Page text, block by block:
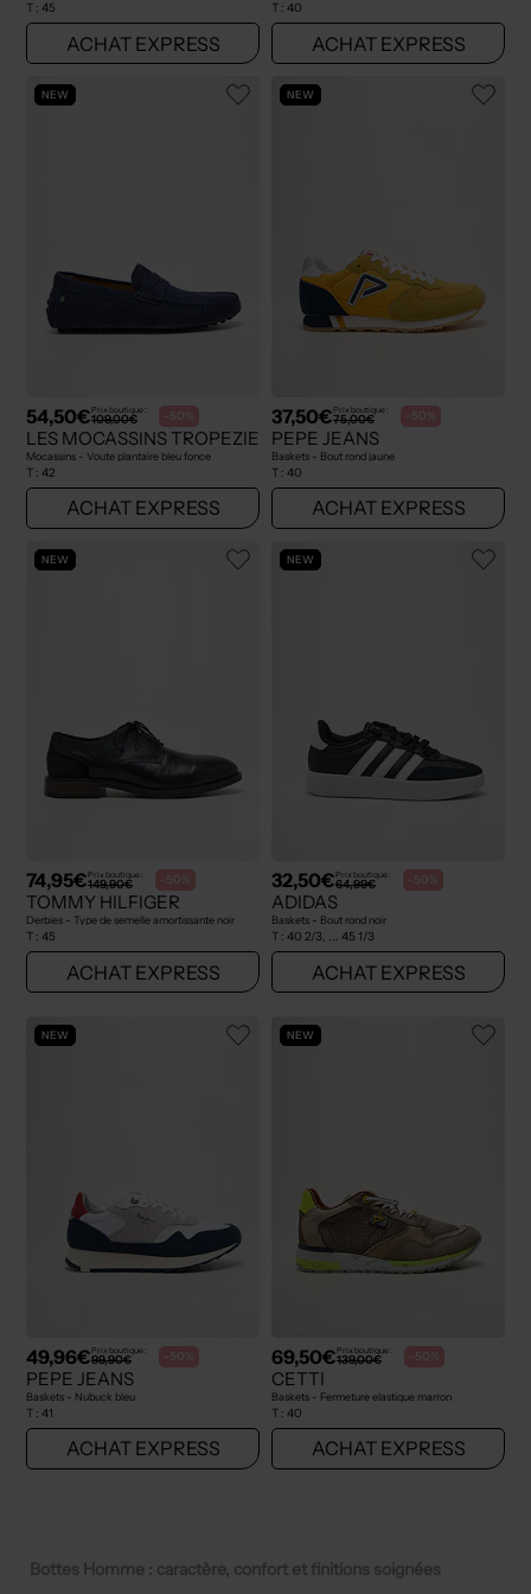
T : 45
ACHAT EXPRESS
T : 40
ACHAT EXPRESS
NEW
54,50€Prix boutique :
109,00€ -50%
LES MOCASSINS TROPEZIENS
Mocassins - Voute plantaire bleu fonce
T : 42
ACHAT EXPRESS
NEW
37,50€Prix boutique :
75,00€ -50%
PEPE JEANS
Baskets - Bout rond jaune
T : 40
ACHAT EXPRESS
NEW
74,95€Prix boutique :
149,90€ -50%
TOMMY HILFIGER
Derbies - Type de semelle amortissante noir
T : 45
ACHAT EXPRESS
NEW
32,50€Prix boutique :
64,99€ -50%
ADIDAS
Baskets - Bout rond noir
T : 40 2/3, ... 45 1/3
ACHAT EXPRESS
NEW
49,96€Prix boutique :
99,90€ -50%
PEPE JEANS
Baskets - Nubuck bleu
T : 41
ACHAT EXPRESS
NEW
69,50€Prix boutique :
139,00€ -50%
CETTI
Baskets - Fermeture elastique marron
T : 40
ACHAT EXPRESS
Bottes Homme : caractère, confort et finitions soignées